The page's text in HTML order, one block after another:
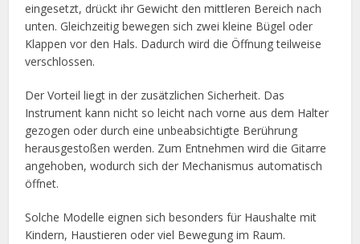
eingesetzt, drückt ihr Gewicht den mittleren Bereich nach
unten. Gleichzeitig bewegen sich zwei kleine Bügel oder
Klappen vor den Hals. Dadurch wird die Öffnung teilweise
verschlossen.
Der Vorteil liegt in der zusätzlichen Sicherheit. Das
Instrument kann nicht so leicht nach vorne aus dem Halter
gezogen oder durch eine unbeabsichtigte Berührung
herausgestoßen werden. Zum Entnehmen wird die Gitarre
angehoben, wodurch sich der Mechanismus automatisch
öffnet.
Solche Modelle eignen sich besonders für Haushalte mit
Kindern, Haustieren oder viel Bewegung im Raum.